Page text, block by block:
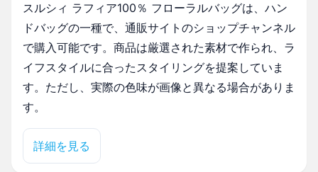
スルシィ ラフィア100％ フローラルバッグは、ハン
ドバッグの一種で、通販サイトのショップチャンネル
で購入可能です。商品は厳選された素材で作られ、ラ
イフスタイルに合ったスタイリングを提案していま
す。ただし、実際の色味が画像と異なる場合がありま
す。
詳細を見る